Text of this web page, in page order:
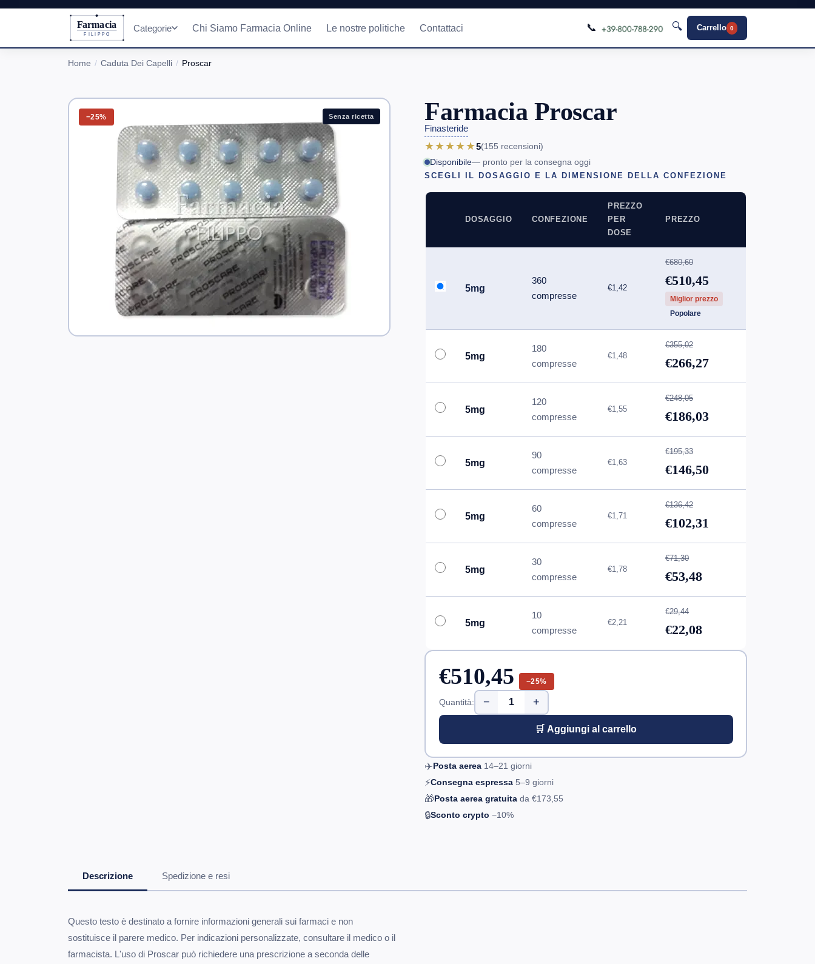
Farmacia
FILIPPO
Categorie Chi Siamo Farmacia Online Le nostre politiche Contattaci 📞 🔍 Carrello 0
Home Caduta Dei Capelli Proscar
−25% Senza ricetta Farmacia Proscar
Finasteride
★★★★★5(155 recensioni)
Disponibile— pronto per la consegna oggi
SCEGLI IL DOSAGGIO E LA DIMENSIONE DELLA CONFEZIONE
DOSAGGIO CONFEZIONE
PREZZO
PER
DOSE
PREZZO
5mg
360
compresse
€1,42
€680,60
€510,45
Miglior prezzo
Popolare
5mg
180
compresse
€1,48
€355,02
€266,27
5mg
120
compresse
€1,55
€248,05
€186,03
5mg
90
compresse
€1,63
€195,33
€146,50
5mg
60
compresse
€1,71
€136,42
€102,31
5mg
30
compresse
€1,78
€71,30
€53,48
5mg
10
compresse
€2,21
€29,44
€22,08
€510,45 −25%
Quantità: − +
🛒 Aggiungi al carrello
✈️Posta aerea 14–21 giorni
⚡Consegna espressa 5–9 giorni
🎁Posta aerea gratuita da €173,55
🔒Sconto crypto −10%
Descrizione Spedizione e resi
Questo testo è destinato a fornire informazioni generali sui farmaci e non
sostituisce il parere medico. Per indicazioni personalizzate, consultare il medico o il
farmacista. L'uso di Proscar può richiedere una prescrizione a seconda delle